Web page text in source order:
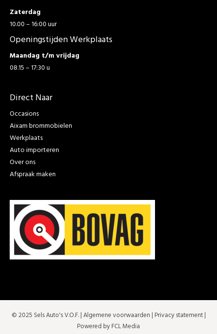
Zaterdag
10.00 – 16:00 uur
Openingstijden Werkplaats
Maandag t/m vrijdag
08.15 – 17:30 u
Direct Naar
Occasions
Aixam brommobielen
Werkplaats
Auto importeren
Over ons
Afspraak maken
© 2025 Sels Auto's V.O.F. |Algemene voorwaarden | Privacy statement|
Powered by FCL Media